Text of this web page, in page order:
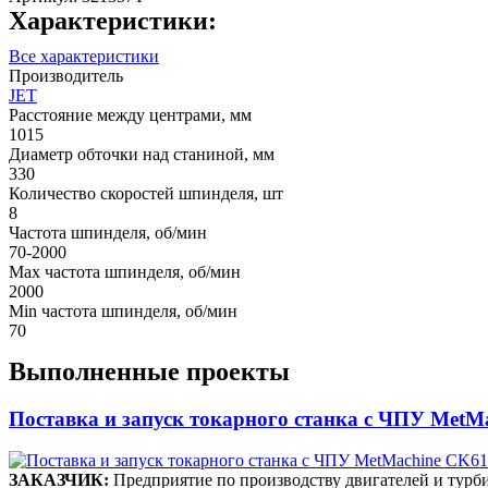
Характеристики:
Все характеристики
Производитель
JET
Расстояние между центрами, мм
1015
Диаметр обточки над станиной, мм
330
Количество скоростей шпинделя, шт
8
Частота шпинделя, об/мин
70-2000
Max частота шпинделя, об/мин
2000
Min частота шпинделя, об/мин
70
Выполненные проекты
Поставка и запуск токарного станка с ЧПУ
ЗАКАЗЧИК: Предприятие по производству двигателей